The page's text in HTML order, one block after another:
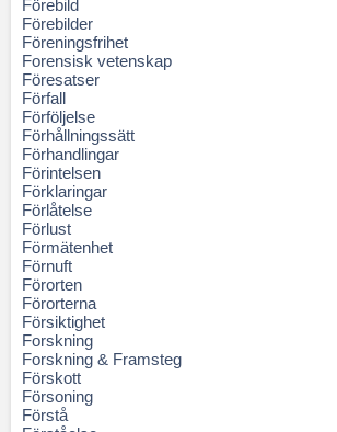
Förebild
Förebilder
Föreningsfrihet
Forensisk vetenskap
Föresatser
Förfall
Förföljelse
Förhållningssätt
Förhandlingar
Förintelsen
Förklaringar
Förlåtelse
Förlust
Förmätenhet
Förnuft
Förorten
Förorterna
Försiktighet
Forskning
Forskning & Framsteg
Förskott
Försoning
Förstå